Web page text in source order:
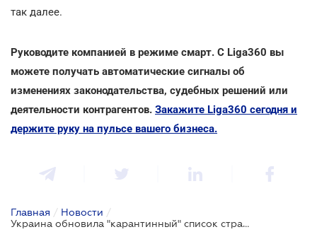
так далее.
Руководите компанией в режиме смарт. С Liga360 вы
можете получать автоматические сигналы об
изменениях законодательства, судебных решений или
деятельности контрагентов. Закажите Liga360 сегодня и
держите руку на пульсе вашего бизнеса.
Главная / Новости /
Украина обновила "карантинный" список стран: Мексика и Доминикана "красные"